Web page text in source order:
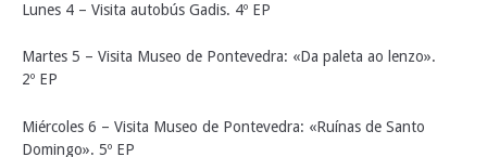
Lunes 4 – Visita autobús Gadis. 4º EP
Martes 5 – Visita Museo de Pontevedra: «Da paleta ao lenzo».
2º EP
Miércoles 6 – Visita Museo de Pontevedra: «Ruínas de Santo
Domingo». 5º EP